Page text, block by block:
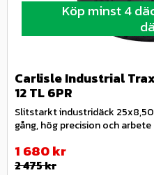
Köp minst 4
Carlisle Industrial
12 TL 6PR
Slitstarkt industridäck
gång, hög precision och
Nedsatt pris:
1 680kr
Ordinarie pris:
2 475kr